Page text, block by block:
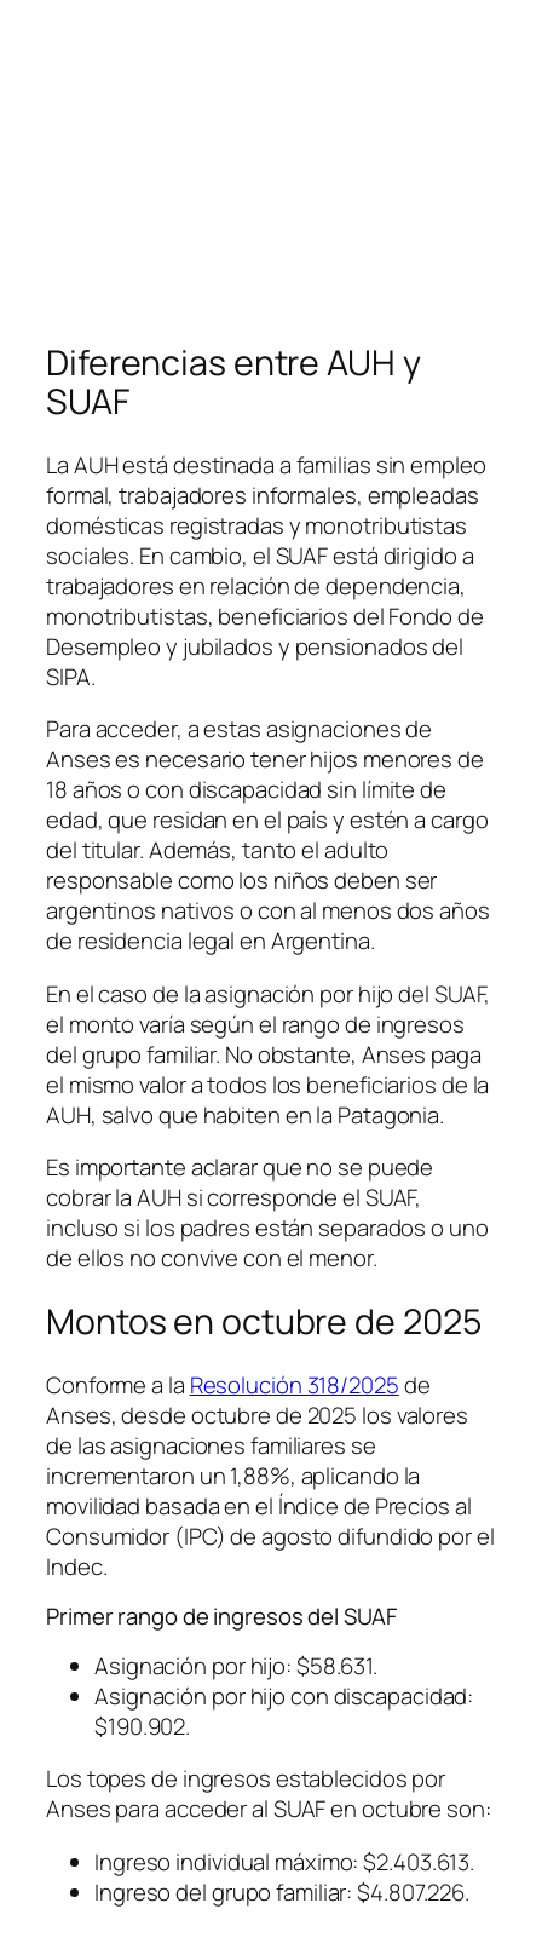
Diferencias entre AUH y
SUAF
La AUH está destinada a familias sin empleo
formal, trabajadores informales, empleadas
domésticas registradas y monotributistas
sociales. En cambio, el SUAF está dirigido a
trabajadores en relación de dependencia,
monotributistas, beneficiarios del Fondo de
Desempleo y jubilados y pensionados del
SIPA.
Para acceder, a estas asignaciones de
Anses es necesario tener hijos menores de
18 años o con discapacidad sin límite de
edad, que residan en el país y estén a cargo
del titular. Además, tanto el adulto
responsable como los niños deben ser
argentinos nativos o con al menos dos años
de residencia legal en Argentina.
En el caso de la asignación por hijo del SUAF,
el monto varía según el rango de ingresos
del grupo familiar. No obstante, Anses paga
el mismo valor a todos los beneficiarios de la
AUH, salvo que habiten en la Patagonia.
Es importante aclarar que no se puede
cobrar la AUH si corresponde el SUAF,
incluso si los padres están separados o uno
de ellos no convive con el menor.
Montos en octubre de 2025
Conforme a la Resolución 318/2025de
Anses, desde octubre de 2025 los valores
de las asignaciones familiares se
incrementaron un 1,88%, aplicando la
movilidad basada en el Índice de Precios al
Consumidor (IPC) de agosto difundido por el
Indec.
Primer rango de ingresos del SUAF
Asignación por hijo: $58.631.
Asignación por hijo con discapacidad:
$190.902.
Los topes de ingresos establecidos por
Anses para acceder al SUAF en octubre son:
Ingreso individual máximo: $2.403.613.
Ingreso del grupo familiar: $4.807.226.